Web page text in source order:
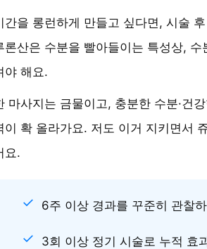
간을 롱런하게 만들고 싶다면, 시술 후
론산은 수분을 빨아들이는 특성상, 수
야 해요.
마사지는 금물이고, 충분한 수분·건
이 확 올라가요. 저도 이거 지키면서
요.
6주 이상 경과를 꾸준히 관찰
3회 이상 정기 시술로 누적 효